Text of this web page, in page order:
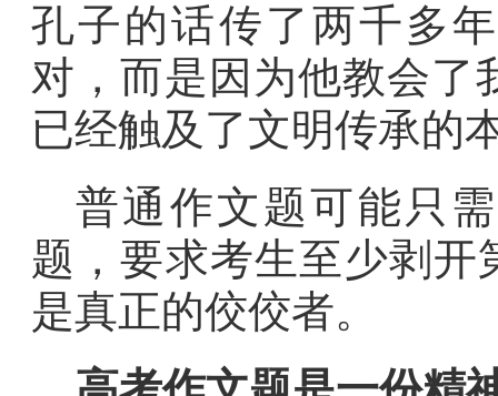
孔子的话传了两千多
对，而是因为他教会了
已经触及了文明传承的
普通作文题可能只
题，要求考生至少剥
是真正的佼佼者。